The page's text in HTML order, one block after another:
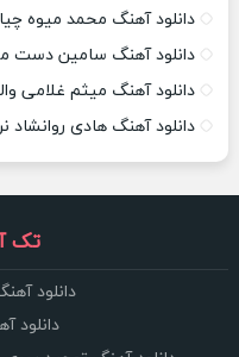
دانلود آهنگ محمد میوه
دانلود آهنگ سامین دست
دانلود آهنگ میثم غلامی
دانلود آهنگ هادی روانشاد
تک
دانلود